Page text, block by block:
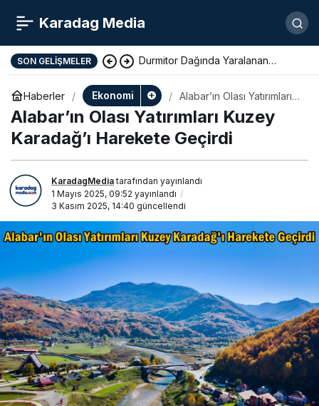
Karadag Media
SON GELIŞMELER Durmitor Dağında Yaralanan
Yunan Turist Başarıyla Kurtarıldı
Haberler Ekonomi
Alabar’ın Olası Yatırımları
Kuzey Karadağ’ı
Harekete Geçirdi
Alabar’ın Olası Yatırımları Kuzey
Karadağ’ı Harekete Geçirdi
KaradagMediatarafından yayınlandı
1 Mayıs 2025, 09:52 yayınlandı
3 Kasım 2025, 14:40 güncellendi